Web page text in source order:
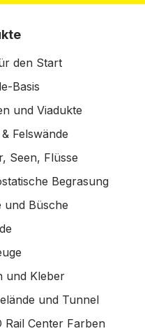
den Start
Basis
und Viadukte
Felswände
Seen, Flüsse
Begrasung
und Büsche
und Kleber
und Tunnel
Rail Center Farben